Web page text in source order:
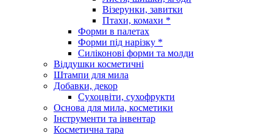
Візерунки, завитки
Птахи, комахи *
Форми в палетах
Форми під нарізку *
Силіконові форми та молди
Віддушки косметичні
Штампи для мила
Добавки, декор
Сухоцвіти, сухофрукти
Основа для мила, косметики
Інструменти та інвентар
Косметична тара